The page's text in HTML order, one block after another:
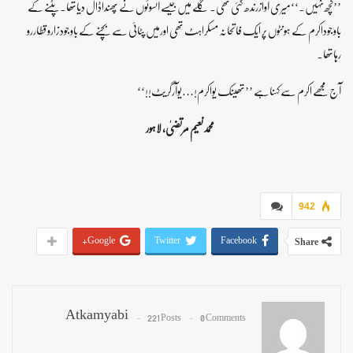
’’کچھ نہیں۔‘‘میری آوازرندھ گئی تھی۔ گلے میں جیسے آنسوئوں نے پھنداڈال دیاتھا۔پٹنے کے
باوجوداکرم کے ہونٹوں پر ایک فاتحانہ مسکراہٹ تھی اورمیں پٹائی سے بچنے کے باوجود زاروقطاررو
رہاتھا۔
آج مجھے اکرم سے کہناہے ’’تھینک یواکرم!…یوآرگریٹ!!‘‘
محمدنعیم مرتضیٰ، لاہور
942
Share
Facebook
Twitter
Google+
Atkamyabi 221 Posts 0 Comments